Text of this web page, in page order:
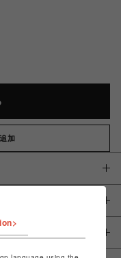
加